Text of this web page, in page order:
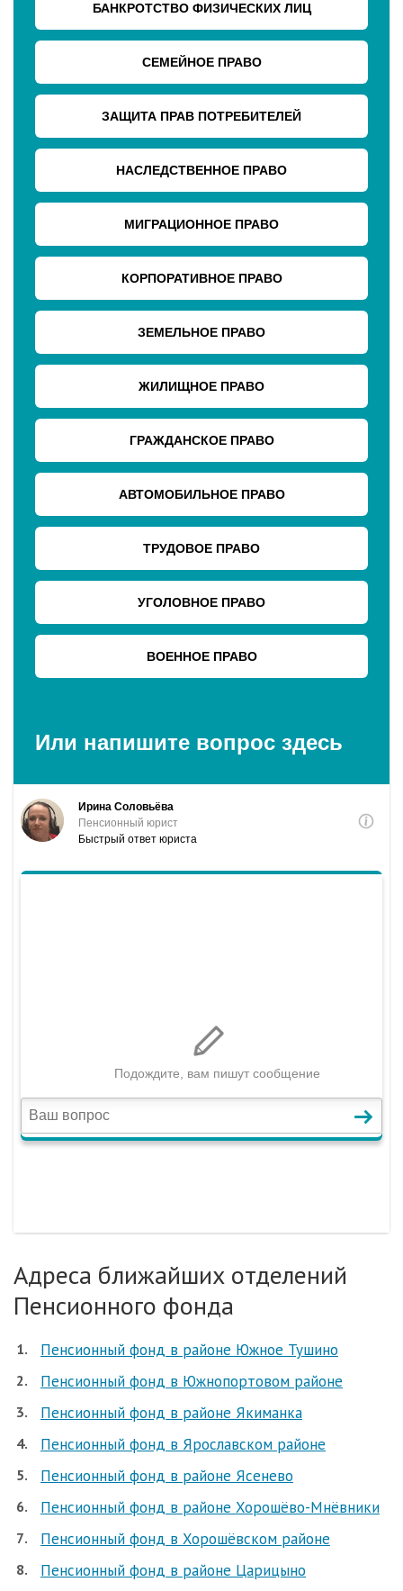
Адреса ближайших отделений
Пенсионного фонда
Пенсионный фонд в районе Южное Тушино
Пенсионный фонд в Южнопортовом районе
Пенсионный фонд в районе Якиманка
Пенсионный фонд в Ярославском районе
Пенсионный фонд в районе Ясенево
Пенсионный фонд в районе Хорошёво-Мнёвники
Пенсионный фонд в Хорошёвском районе
Пенсионный фонд в районе Царицыно